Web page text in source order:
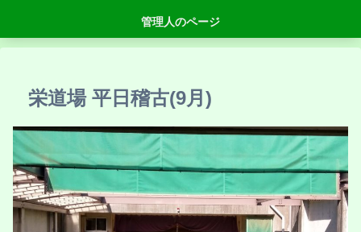
管理人のページ
栄道場 平日稽古(9月)